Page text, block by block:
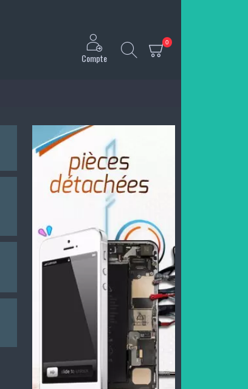
Compte
0